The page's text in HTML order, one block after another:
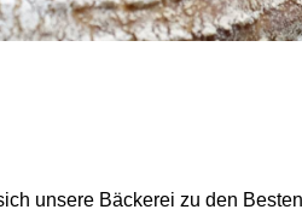
unsere Bäckerei zu den